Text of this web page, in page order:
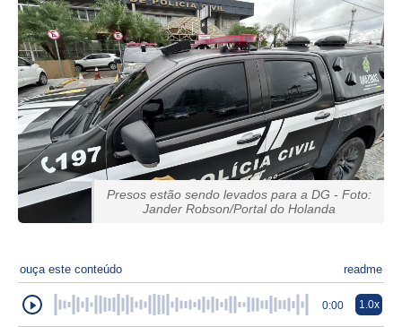
Presos estão sendo levados para a DG - Foto:
Jander Robson/Portal do Holanda
ouça este conteúdo readme
0:00 1.0x